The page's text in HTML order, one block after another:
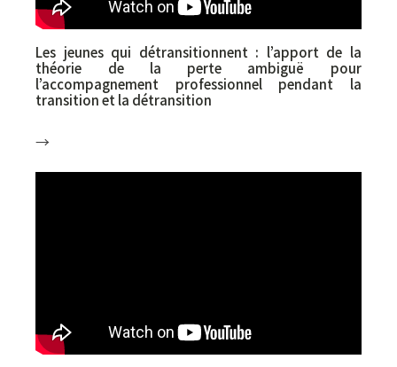
Les jeunes qui détransitionnent : l’apport de la
théorie de la perte ambiguë pour
l’accompagnement professionnel pendant la
transition et la détransition
Élio Gravel (UdeM – Université de Montréal),
→